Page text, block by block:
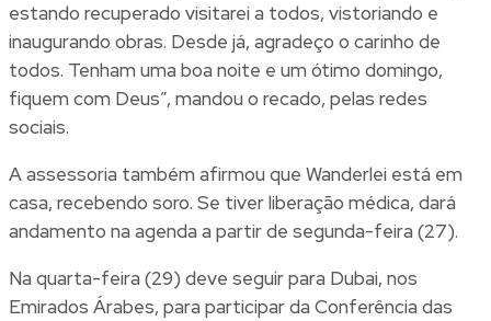
estando recuperado visitarei a todos, vistoriando e
inaugurando obras. Desde já, agradeço o carinho de
todos. Tenham uma boa noite e um ótimo domingo,
fiquem com Deus”, mandou o recado, pelas redes
sociais.
A assessoria também afirmou que Wanderlei está em
casa, recebendo soro. Se tiver liberação médica, dará
andamento na agenda a partir de segunda-feira (27).
Na quarta-feira (29) deve seguir para Dubai, nos
Emirados Árabes, para participar da Conferência das